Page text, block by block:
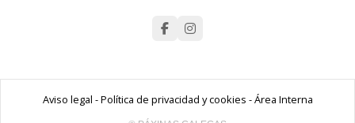
Aviso legal -Política de privacidad y cookies -Área Interna